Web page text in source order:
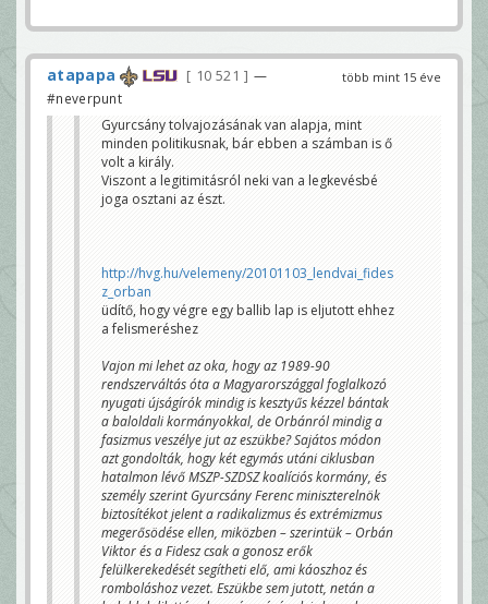
több mint 15 éve
atapapa 10 521
—
#neverpunt
Gyurcsány tolvajozásának van alapja, mint
minden politikusnak, bár ebben a számban is ő
volt a király.
Viszont a legitimitásról neki van a legkevésbé
joga osztani az észt.
http://hvg.hu/velemeny/20101103_lendvai_fides
z_orban
üdítő, hogy végre egy ballib lap is eljutott ehhez
a felismeréshez
Vajon mi lehet az oka, hogy az 1989-90
rendszerváltás óta a Magyarországgal foglalkozó
nyugati újságírók mindig is kesztyűs kézzel bántak
a baloldali kormányokkal, de Orbánról mindig a
fasizmus veszélye jut az eszükbe? Sajátos módon
azt gondolták, hogy két egymás utáni ciklusban
hatalmon lévő MSZP-SZDSZ koalíciós kormány, és
személy szerint Gyurcsány Ferenc miniszterelnök
biztosítékot jelent a radikalizmus és extrémizmus
megerősödése ellen, miközben – szerintük – Orbán
Viktor és a Fidesz csak a gonosz erők
felülkerekedését segítheti elő, ami káoszhoz és
romboláshoz vezet. Eszükbe sem jutott, netán a